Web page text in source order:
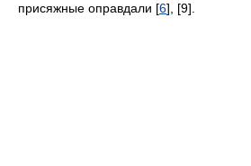
присяжные оправдали [6], [9].